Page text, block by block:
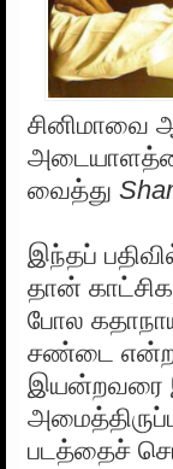
சினிமாவை
வைத்து
இந்தப்
தான்
போல
சண்டை என்ற
இயன்றவரை
படத்தைச்